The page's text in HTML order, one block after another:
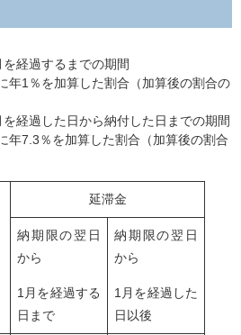
経過するまでの期間
年1％を加算した割合（加算後の割合の
経過した日から納付した日までの期間
年7.3％を加算した割合（加算後の割合
延滞金
納期限の翌日
から
1月を経過する
日まで
納期限の翌日
から
1月を経過した
日以後